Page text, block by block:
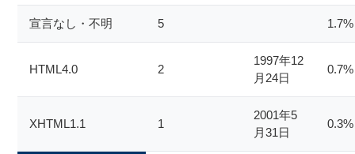
宣言なし・不明 5 1.7%
HTML4.0 2
1997年12
月24日
0.7%
XHTML1.1 1
2001年5
月31日
0.3%